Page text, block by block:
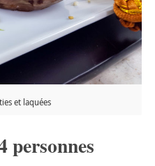
et laquées
personnes